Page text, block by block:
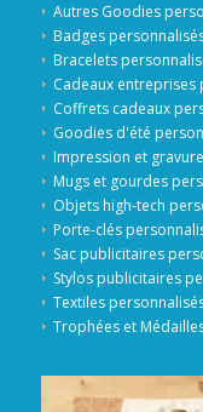
Autres Goodies
Badges
Bracelets
Cadeaux entreprises
Coffrets cadeaux
Goodies d'été
Impression et
Mugs et gourdes
Objets high-tech
Porte-clés
Sac publicitaires
Stylos publicitaires
Textiles
Trophées et